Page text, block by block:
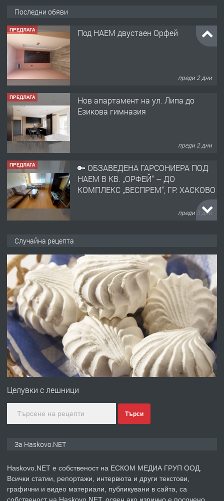
Последни обяви
ПРЕДЛАГА Под НАЕМ двустаен Орфей
преди 2 дни
ПРЕДЛАГА
Нов апартамент на ул. Липа до
Езикова гимназия
преди 2 дни
ПРЕДЛАГА
🔑 ОБЗАВЕДЕНА ГАРСОНИЕРА ПОД
НАЕМ В КВ. „ОРФЕЙ“ – ДО
КОМПЛЕКС „ВЕСПРЕМ“, ГР. ХАСКОВО
преди 3 дни
АПАРТАМЕНТ В ЦЕНТЪРА НА ГР.
ХАСКОВО
преди 4 дни
ПРЕДЛАГА Давам гараж под наем
преди 4 дни
ПРЕДЛАГА
№4120 Магазин/Офис под наем в кв.
градската градина!
преди 5 дни
Случайна рецепта
Целувки с лешници
Търси
За Haskovo.NET
Haskovo.NET е собственост на ЕСКОМ МЕДИА ГРУП ООД.
Всички статии, репортажи, интервюта и други текстови,
графични и видео материали, публикувани в сайта, са
собственост на Haskovo.NET, освен ако изрично е посочено